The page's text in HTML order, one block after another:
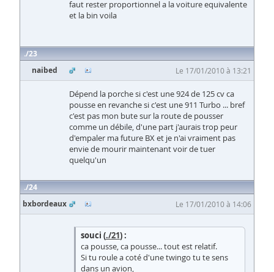
faut rester proportionnel a la voiture equivalente
et la bin voila
23
naibed
Le 17/01/2010 à 13:21
Dépend la porche si c'est une 924 de 125 cv ca
pousse en revanche si c'est une 911 Turbo ... bref
c'est pas mon bute sur la route de pousser
comme un débile, d'une part j'aurais trop peur
d'empaler ma future BX et je n'ai vraiment pas
envie de mourir maintenant voir de tuer
quelqu'un
24
bxbordeaux
Le 17/01/2010 à 14:06
souci (./21) :
ca pousse, ca pousse... tout est relatif.
Si tu roule a coté d'une twingo tu te sens
dans un avion,